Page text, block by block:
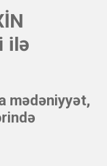
ilə
mədəniyyət,